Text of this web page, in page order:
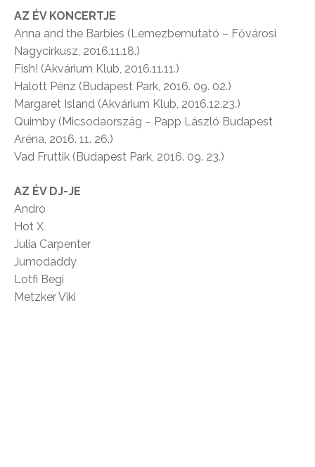
AZ ÉV KONCERTJE
Anna and the Barbies (Lemezbemutató – Fővárosi
Nagycirkusz, 2016.11.18.)
Fish! (Akvárium Klub, 2016.11.11.)
Halott Pénz (Budapest Park, 2016. 09. 02.)
Margaret Island (Akvárium Klub, 2016.12.23.)
Quimby (Micsodaország – Papp László Budapest
Aréna, 2016. 11. 26.)
Vad Fruttik (Budapest Park, 2016. 09. 23.)
AZ ÉV DJ-JE
Andro
Hot X
Julia Carpenter
Jumodaddy
Lotfi Begi
Metzker Viki